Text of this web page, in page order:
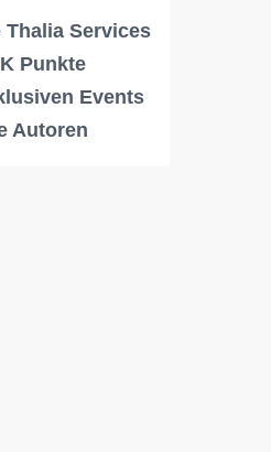
Services
Punkte
Events
Autoren